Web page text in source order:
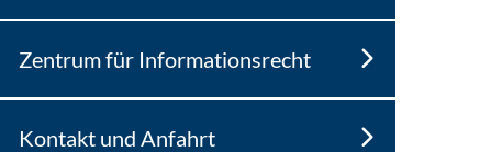
Zentrum für Informationsrecht
Kontakt und Anfahrt